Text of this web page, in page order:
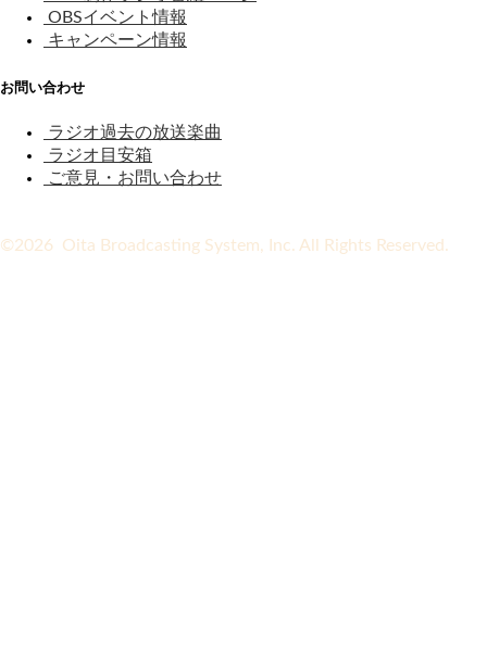
OBSイベント情報
キャンペーン情報
お問い合わせ
ラジオ過去の放送楽曲
ラジオ目安箱
ご意見・お問い合わせ
©2026 Oita Broadcasting System, Inc. All Rights Reserved.